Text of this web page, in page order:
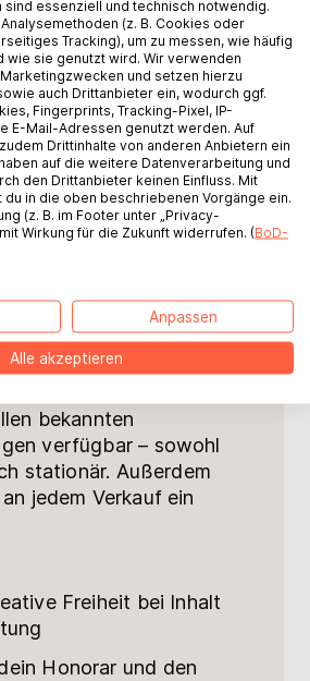
und veröffentlichst
genau so wie du es dir
machen deinen Titel als
bekannten
verfügbar – sowohl
stationär. Außerdem
jedem Verkauf ein
Freiheit bei Inhalt
Honorar und den
sind essenziell und technisch notwendig.
(z. B. Cookies oder
Tracking), um zu messen, wie häufig
wie sie genutzt wird. Wir verwenden
und setzen hierzu
auch Drittanbieter ein, wodurch ggf.
Fingerprints, Tracking-Pixel, IP-
E-Mail-Adressen genutzt werden. Auf
Drittinhalte von anderen Anbietern ein
auf die weitere Datenverarbeitung und
den Drittanbieter keinen Einfluss. Mit
in die oben beschriebenen Vorgänge ein.
(z. B. im Footer unter „Privacy-
Wirkung für die Zukunft widerrufen. (BoD-
Anpassen
Alle akzeptieren